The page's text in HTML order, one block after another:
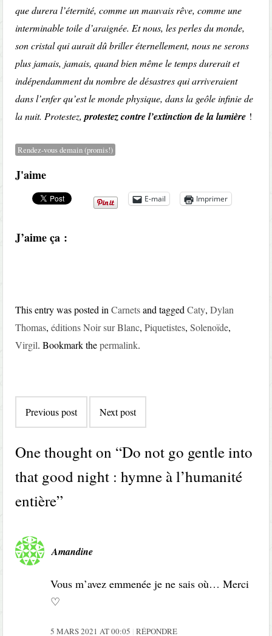
que durera l’éternité, comme un mauvais rêve, comme une
interminable toile d’araignée. Et nous, les perles du monde,
son cristal qui aurait dû briller éternellement, nous ne serons
plus jamais, jamais, quand bien même le temps durerait et
indépendamment du nombre de désastres qui arriveraient
dans l’enfer qu’est le monde physique, dans la geôle infinie de
la nuit. Protestez,protestez contre l’extinction de la lumière !
Rendez-vous demain (promis!)
J'aime
E-mail Imprimer
J’aime ça :
This entry was posted inCarnetsand taggedCaty,Dylan
Thomas,éditions Noir sur Blanc,Piquetistes,Solenoïde,
Virgil. Bookmark thepermalink.
navigation
Previous post Next post
One thought on “Do not go gentle into
that good night : hymne à l’humanité
entière”
Amandine
Vous m’avez emmenée je ne sais où… Merci
♡
5 MARS 2021 AT 00:05 RÉPONDRE